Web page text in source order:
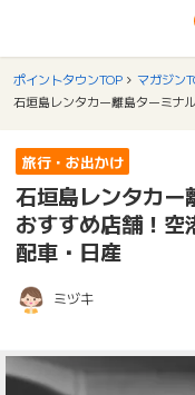
ポイントタウンTOP マガジン
旅行・お出かけ
石垣島レンタカー
おすすめ店舗！空
配車・日産
ミヅキ